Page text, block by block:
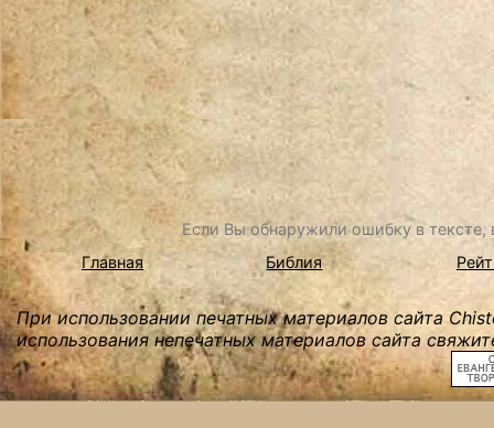
Если Вы обнаружили ошибку в
Главная
Библия
При использовании печатных материалов сайта
использования непечатных материалов сайта